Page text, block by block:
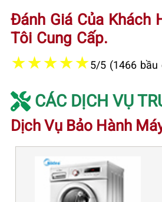
Đánh Giá Của Khách
Tôi Cung Cấp.
★★★★★5/5 (1466 bầu
CÁC DỊCH VỤ
Dịch Vụ Bảo Hành